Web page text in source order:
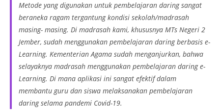
Metode yang digunakan untuk pembelajaran daring sangat
beraneka ragam tergantung kondisi sekolah/madrasah
masing- masing. Di madrasah kami, khususnya MTs Negeri 2
Jember, sudah menggunakan pembelajaran daring berbasis e-
Learning. Kementerian Agama sudah menganjurkan, bahwa
selayaknya madrasah menggunakan pembelajaran daring e-
Learning. Di mana aplikasi ini sangat efektif dalam
membantu guru dan siswa melaksanakan pembelajaran
daring selama pandemi Covid-19.